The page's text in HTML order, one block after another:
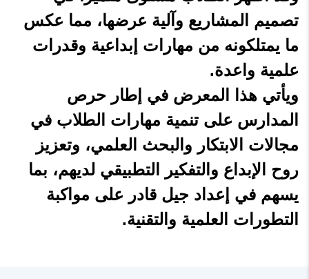
تصميم المشاريع وآلية عرضها، مما عكس
ما يمتلكونه من مهارات إبداعية وقدرات
علمية واعدة.
ويأتي هذا المعرض في إطار حرص
المدارس على تنمية مهارات الطلاب في
مجالات الابتكار والبحث العلمي، وتعزيز
روح الإبداع والتفكير التطبيقي لديهم، بما
يسهم في إعداد جيل قادر على مواكبة
التطورات العلمية والتقنية.